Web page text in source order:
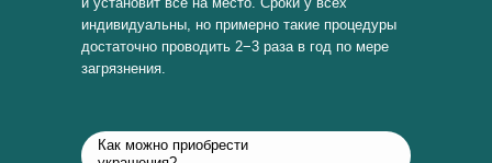
индивидуальны, но примерно такие процедуры
достаточно проводить 2−3 раза в год по мере
загрязнения.
Как можно приобрести